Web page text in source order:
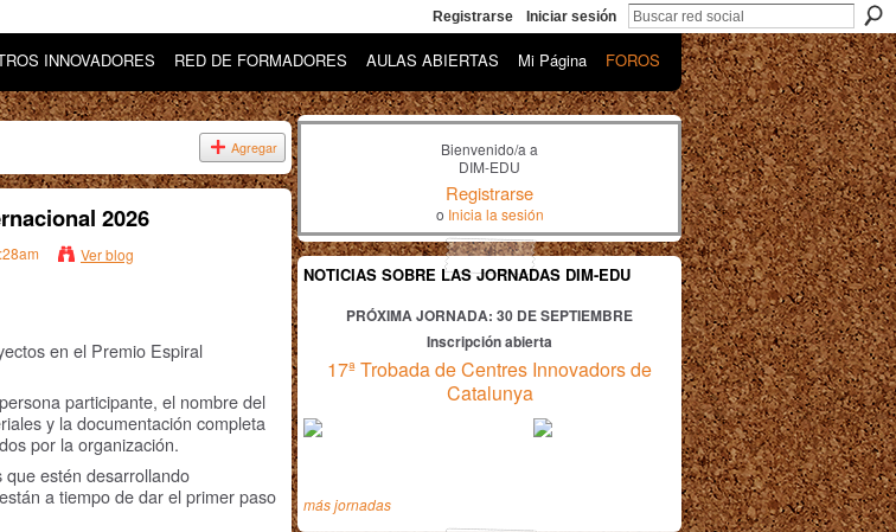
Registrarse Iniciar sesión
INNOVADORES RED DE FORMADORES AULAS ABIERTAS Mi Página FOROS
Agregar
2026
Ver blog
en el Premio Espiral
participante, el nombre del
y la documentación completa
por la organización.
estén desarrollando
a tiempo de dar el primer paso
Bienvenido/a a
DIM-EDU
Registrarse
o Inicia la sesión
NOTICIAS SOBRE LAS JORNADAS DIM-EDU
PRÓXIMA JORNADA: 30 DE SEPTIEMBRE
Inscripción abierta
17ª Trobada de Centres Innovadors de
Catalunya
más jornadas